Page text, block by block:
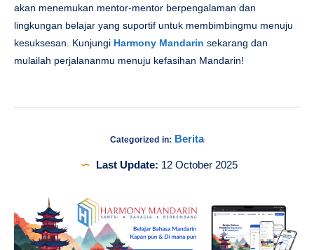
akan menemukan mentor-mentor berpengalaman dan
lingkungan belajar yang suportif untuk membimbingmu menuju
kesuksesan. Kunjungi Harmony Mandarin sekarang dan
mulailah perjalananmu menuju kefasihan Mandarin!
Categorized in: Berita
Last Update: 12 October 2025